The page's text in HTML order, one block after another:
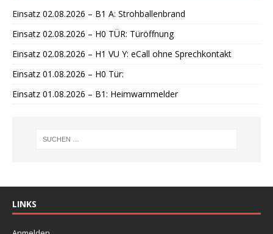
sEinsatz 02.08.2026 – B1 A: Strohballenbrand
Einsatz 02.08.2026 – H0 TÜR: Türöffnung
Einsatz 02.08.2026 – H1 VU Y: eCall ohne Sprechkontakt
Einsatz 01.08.2026 – H0 Tür:
Einsatz 01.08.2026 – B1: Heimwarnmelder
LINKS